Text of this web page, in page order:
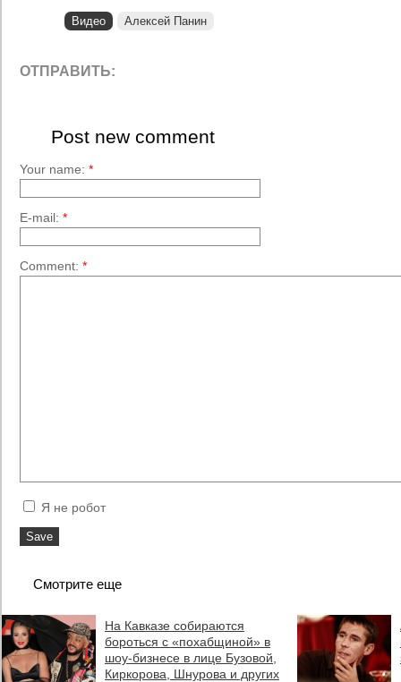
Видео Алексей Панин
ОТПРАВИТЬ:
Post new comment
Your name: *
E-mail: *
Comment: *
Я не робот
Смотрите еще
На Кавказе собираются
бороться с «похабщиной» в
шоу-бизнесе в лице Бузовой,
Киркорова, Шнурова и других